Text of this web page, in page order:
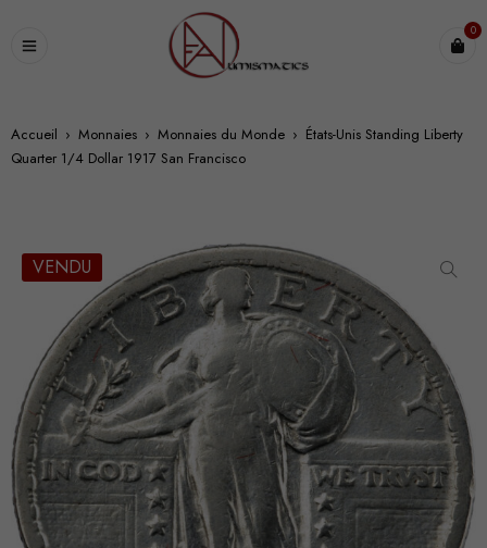
0
Accueil › Monnaies › Monnaies du Monde › États-Unis Standing Liberty
Quarter 1/4 Dollar 1917 San Francisco
VENDU